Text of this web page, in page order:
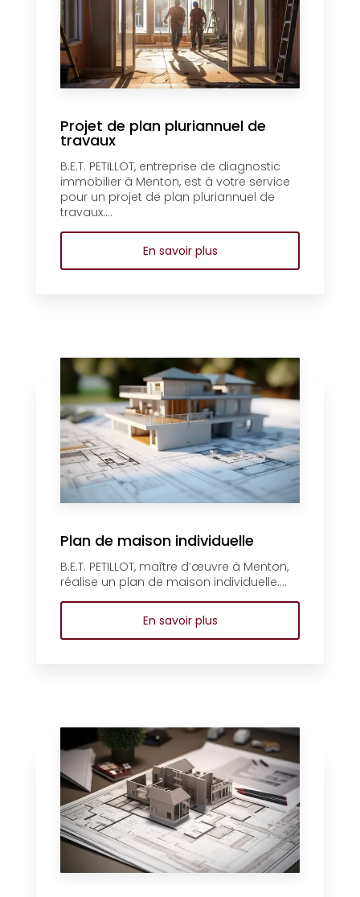
Projet de plan pluriannuel de
travaux
B.E.T. PETILLOT, entreprise de diagnostic
immobilier à Menton, est à votre service
pour un projet de plan pluriannuel de
travaux....
En savoir plus
Plan de maison individuelle
B.E.T. PETILLOT, maître d’œuvre à Menton,
réalise un plan de maison individuelle....
En savoir plus